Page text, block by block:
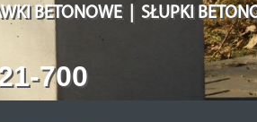
BETONOWE | SŁUPKI
700